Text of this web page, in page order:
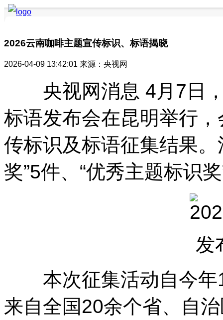
2026云南咖啡主题宣传标识、标语揭晓
2026-04-09 13:42:01 来源：央视网
央视网消息 4月7日，
标语发布会在昆明举行
传标识及标语征集结果
奖”5件、“优秀主题标识
发
本次征集活动自今年1
来自全国20余个省、自